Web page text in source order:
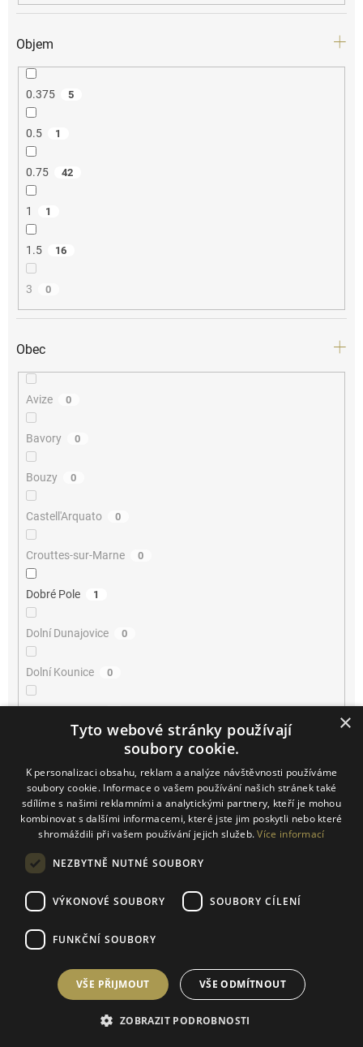
Objem
0.375 5
0.5 1
0.75 42
1 1
1.5 16
3 0
Obec
Avize 0
Bavory 0
Bouzy 0
Castell'Arquato 0
Crouttes-sur-Marne 0
Dobré Pole 1
Dolní Dunajovice 0
Dolní Kounice 0
0
Josefov 0
Kačina 0
Klentnice 0
Konice 0
Kurdějov 0
Kutná Hora 0
×
Tyto webové stránky používají
soubory cookie.
K personalizaci obsahu, reklam a analýze návštěvnosti používáme
soubory cookie. Informace o vašem používání našich stránek také
sdílíme s našimi reklamními a analytickými partnery, kteří je mohou
kombinovat s dalšími informacemi, které jste jim poskytli nebo které
shromáždili při vašem používání jejich služeb.Více informací
NEZBYTNĚ NUTNÉ SOUBORY
VÝKONOVÉ SOUBORY SOUBORY CÍLENÍ
FUNKČNÍ SOUBORY
VŠE PŘIJMOUT VŠE ODMÍTNOUT
ZOBRAZIT PODROBNOSTI